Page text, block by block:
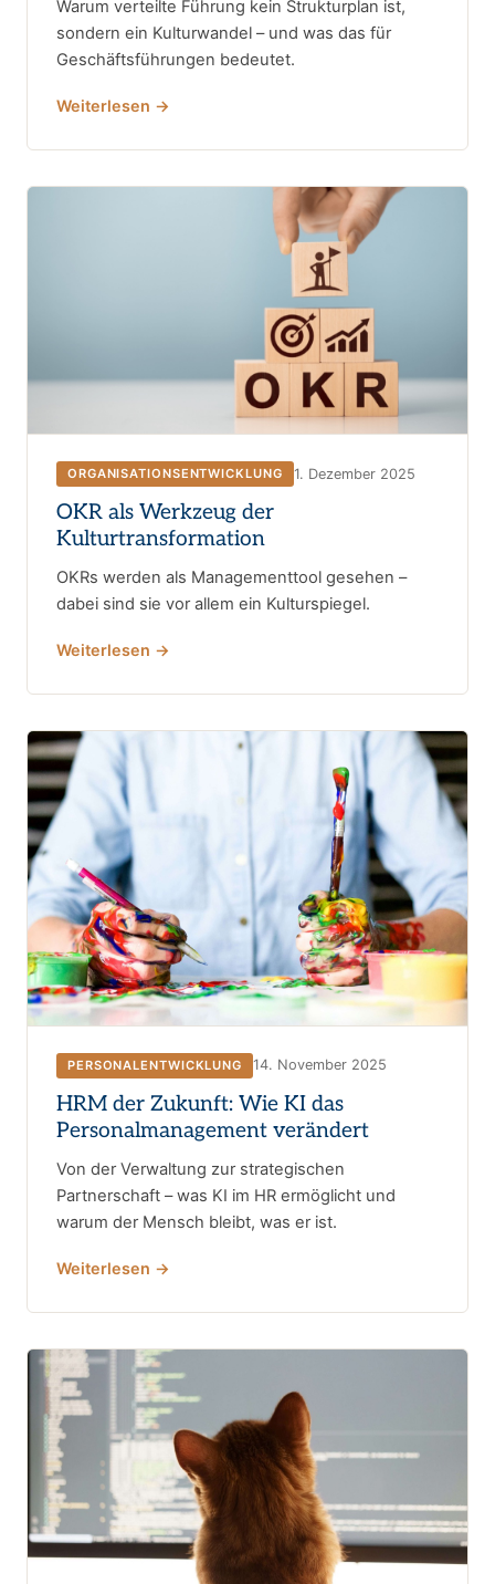
Warum verteilte Führung kein Strukturplan ist,
sondern ein Kulturwandel – und was das für
Geschäftsführungen bedeutet.
Weiterlesen →
ORGANISATIONSENTWICKLUNG 1. Dezember 2025
OKR als Werkzeug der
Kulturtransformation
OKRs werden als Managementtool gesehen –
dabei sind sie vor allem ein Kulturspiegel.
Weiterlesen →
PERSONALENTWICKLUNG 14. November 2025
HRM der Zukunft: Wie KI das
Personalmanagement verändert
Von der Verwaltung zur strategischen
Partnerschaft – was KI im HR ermöglicht und
warum der Mensch bleibt, was er ist.
Weiterlesen →